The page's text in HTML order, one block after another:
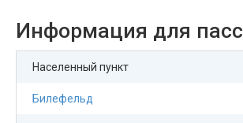
Информация для
Населенный пункт
Билефельд